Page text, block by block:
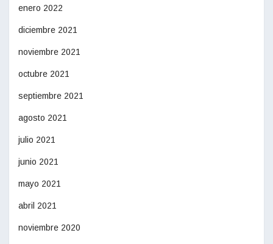
enero 2022
diciembre 2021
noviembre 2021
octubre 2021
septiembre 2021
agosto 2021
julio 2021
junio 2021
mayo 2021
abril 2021
noviembre 2020